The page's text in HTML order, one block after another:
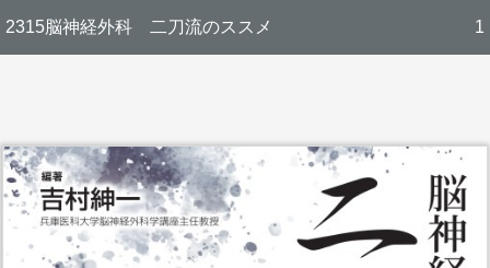
2315脳神経外科 二刀流のススメ 1